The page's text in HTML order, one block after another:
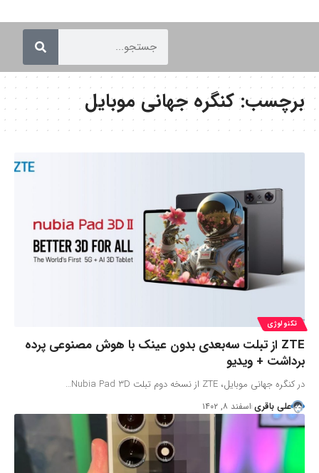
برچسب:کنگره جهانی موبایل
تکنولوژی
ZTE از تبلت سه‌بعدی بدون عینک با هوش مصنوعی پرده
برداشت + ویدیو
در کنگره جهانی موبایل، ZTE از نسخه دوم تبلت Nubia Pad 3D…
علی باقری اسفند ۸, ۱۴۰۲